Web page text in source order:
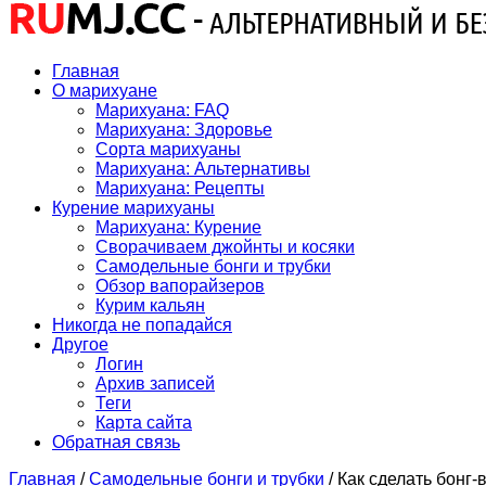
Главная
О марихуане
Марихуана: FAQ
Марихуана: Здоровье
Сорта марихуаны
Марихуана: Альтернативы
Марихуана: Рецепты
Курение марихуаны
Марихуана: Курение
Сворачиваем джойнты и косяки
Самодельные бонги и трубки
Обзор вапорайзеров
Курим кальян
Никогда не попадайся
Другое
Логин
Архив записей
Теги
Карта сайта
Обратная связь
Главная /Самодельные бонги и трубки / Как сделать бонг-